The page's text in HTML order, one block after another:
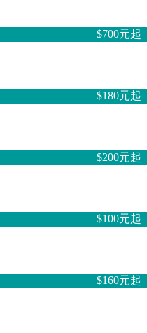
$700元起
$180元起
$200元起
$100元起
$160元起